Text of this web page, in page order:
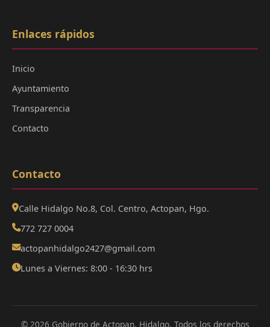
Enlaces rápidos
Inicio
Ayuntamiento
Transparencia
Contacto
Contacto
Calle Hidalgo No.8, Col. Centro, Actopan, Hgo.
772 727 0004
actopanhidalgo2427@gmail.com
Lunes a Viernes: 8:00 - 16:30 hrs
© 2026 Gobierno de Actopan, Hidalgo. Todos los derechos